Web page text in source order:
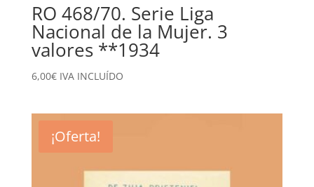
RO 468/70. Serie Liga
Nacional de la Mujer. 3
valores **1934
6,00€ IVA INCLUÍDO
¡Oferta!